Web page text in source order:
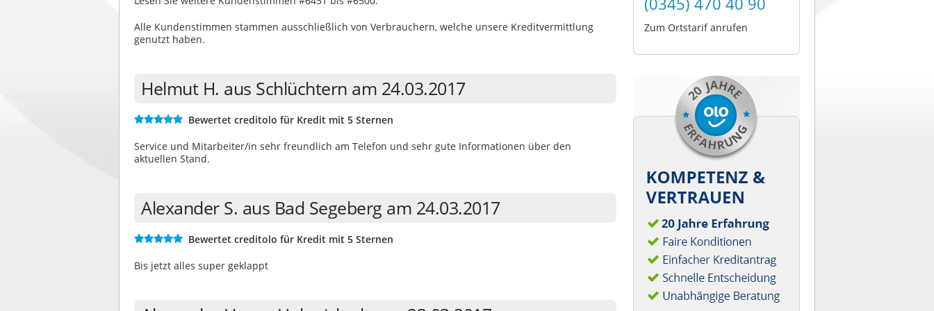
Alle Kundenstimmen stammen ausschließlich von Verbrauchern, welche unsere Kreditvermittlung
genutzt haben.
Helmut H. aus Schlüchtern am 24.03.2017
Bewertet creditolo für Kredit mit 5 Sternen
Service und Mitarbeiter/in sehr freundlich am Telefon und sehr gute Informationen über den
aktuellen Stand.
Alexander S. aus Bad Segeberg am 24.03.2017
Bewertet creditolo für Kredit mit 5 Sternen
Bis jetzt alles super geklappt
Zum Ortstarif anrufen